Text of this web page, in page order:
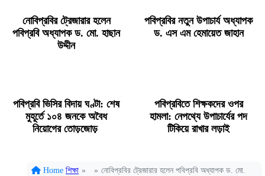
নোবিপ্রবির ট্রেজারার হলেন
পবিপ্রবি অধ্যাপক ড. মো. হাছান
উদ্দীন
পবিপ্রবির নতুন উপাচার্য অধ্যাপক
ড. এস এম হেমায়েত জাহান
পবিপ্রবি ভিসির বিদায় ঘণ্টা: শেষ
মুহূর্তে ১০৪ জনকে অবৈধ
নিয়োগের তোড়জোড়
পবিপ্রবিতে শিক্ষকদের ওপর
হামলা: নেপথ্যে উপাচার্যের পদ
টিকিয়ে রাখার লড়াই
Home শিক্ষা » » নোবিপ্রবির ট্রেজারার হলেন পবিপ্রবি অধ্যাপক ড. মো.